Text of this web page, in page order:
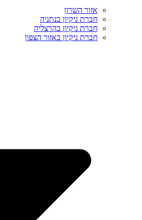
אזור השרון
חברת ניקיון בנתניה
חברת ניקיון בהרצליה
חברת ניקיון באזור הצפון